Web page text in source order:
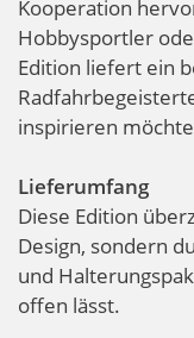
Kooperation
Hobbysportler
Edition liefert ein
inspirieren
Lieferumfang
Diese Edition
Design, sondern
und
offen lässt.